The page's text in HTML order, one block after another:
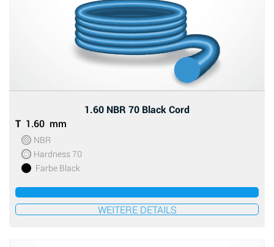
1.60 NBR 70 Black Cord
T 1.60 mm
Farbe Black
Hardness 70
NBR
WEITERE DETAILS